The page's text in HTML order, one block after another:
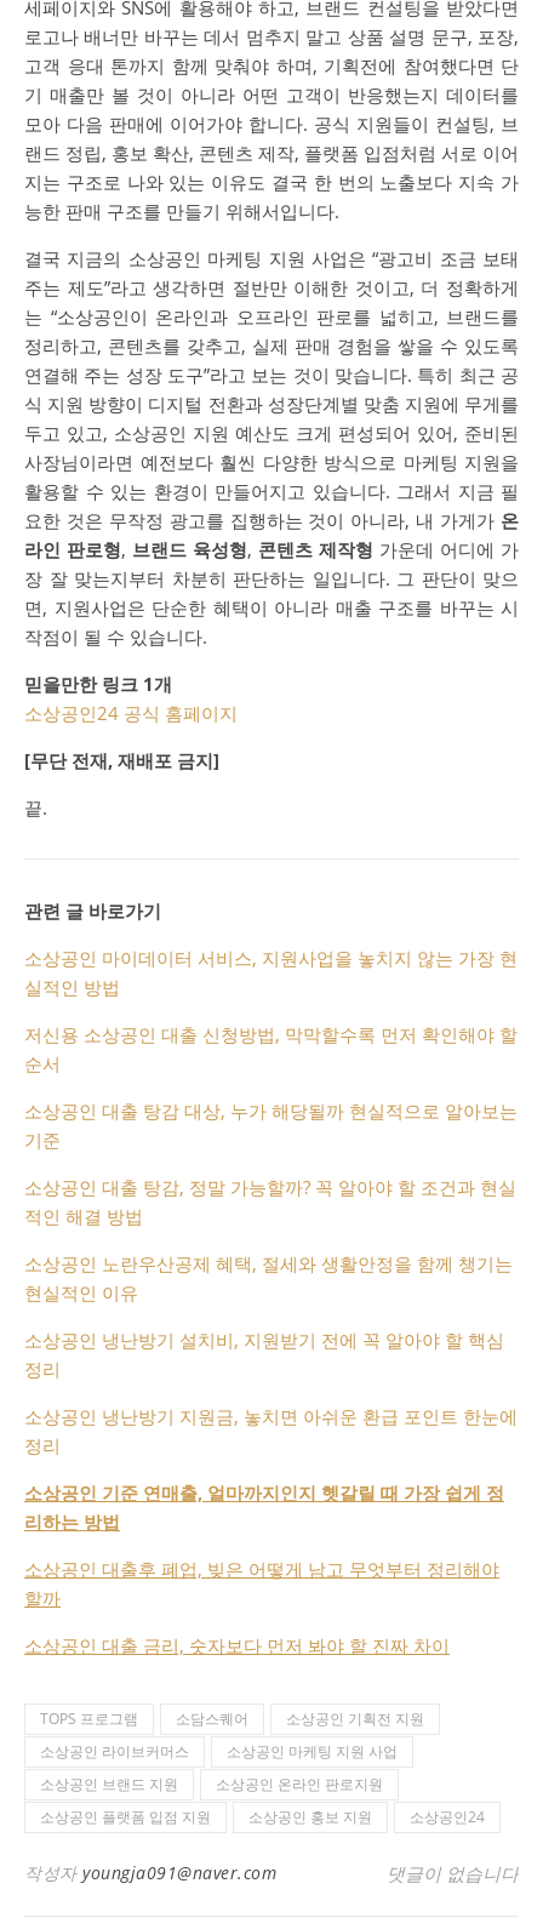
세페이지와 SNS에 활용해야 하고, 브랜드 컨설팅을 받았다면
로고나 배너만 바꾸는 데서 멈추지 말고 상품 설명 문구, 포장,
고객 응대 톤까지 함께 맞춰야 하며, 기획전에 참여했다면 단
기 매출만 볼 것이 아니라 어떤 고객이 반응했는지 데이터를
모아 다음 판매에 이어가야 합니다. 공식 지원들이 컨설팅, 브
랜드 정립, 홍보 확산, 콘텐츠 제작, 플랫폼 입점처럼 서로 이어
지는 구조로 나와 있는 이유도 결국 한 번의 노출보다 지속 가
능한 판매 구조를 만들기 위해서입니다.
결국 지금의 소상공인 마케팅 지원 사업은 “광고비 조금 보태
주는 제도”라고 생각하면 절반만 이해한 것이고, 더 정확하게
는 “소상공인이 온라인과 오프라인 판로를 넓히고, 브랜드를
정리하고, 콘텐츠를 갖추고, 실제 판매 경험을 쌓을 수 있도록
연결해 주는 성장 도구”라고 보는 것이 맞습니다. 특히 최근 공
식 지원 방향이 디지털 전환과 성장단계별 맞춤 지원에 무게를
두고 있고, 소상공인 지원 예산도 크게 편성되어 있어, 준비된
사장님이라면 예전보다 훨씬 다양한 방식으로 마케팅 지원을
활용할 수 있는 환경이 만들어지고 있습니다. 그래서 지금 필
요한 것은 무작정 광고를 집행하는 것이 아니라, 내 가게가 온
라인 판로형, 브랜드 육성형, 콘텐츠 제작형 가운데 어디에 가
장 잘 맞는지부터 차분히 판단하는 일입니다. 그 판단이 맞으
면, 지원사업은 단순한 혜택이 아니라 매출 구조를 바꾸는 시
작점이 될 수 있습니다.
믿을만한 링크 1개
소상공인24 공식 홈페이지
[무단 전재, 재배포 금지]
끝.
관련 글 바로가기
소상공인 마이데이터 서비스, 지원사업을 놓치지 않는 가장 현
실적인 방법
저신용 소상공인 대출 신청방법, 막막할수록 먼저 확인해야 할
순서
소상공인 대출 탕감 대상, 누가 해당될까 현실적으로 알아보는
기준
소상공인 대출 탕감, 정말 가능할까? 꼭 알아야 할 조건과 현실
적인 해결 방법
소상공인 노란우산공제 혜택, 절세와 생활안정을 함께 챙기는
현실적인 이유
소상공인 냉난방기 설치비, 지원받기 전에 꼭 알아야 할 핵심
정리
소상공인 냉난방기 지원금, 놓치면 아쉬운 환급 포인트 한눈에
정리
소상공인 기준 연매출, 얼마까지인지 헷갈릴 때 가장 쉽게 정
리하는 방법
소상공인 대출후 폐업, 빚은 어떻게 남고 무엇부터 정리해야
할까
소상공인 대출 금리, 숫자보다 먼저 봐야 할 진짜 차이
TOPS 프로그램 소담스퀘어
소상공인 기획전 지원
소상공인 라이브커머스
소상공인 마케팅 지원 사업
소상공인 브랜드 지원
소상공인 온라인 판로지원
소상공인 플랫폼 입점 지원
소상공인 홍보 지원 소상공인24
작성자 youngja091@naver.com 댓글이 없습니다